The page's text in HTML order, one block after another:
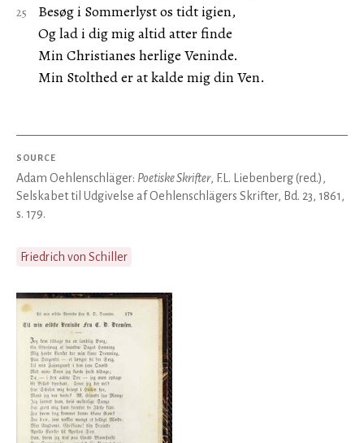
Besøg i Sommerlyst os tidt igien,
Og lad i dig mig altid atter finde
Min Christianes herlige Veninde.
Min Stolthed er at kalde mig din Ven.
SOURCE
Adam Oehlenschläger: Poetiske Skrifter, F.L. Liebenberg (red.),
Selskabet til Udgivelse af Oehlenschlägers Skrifter, Bd. 23, 1861,
s. 179.
Friedrich von Schiller